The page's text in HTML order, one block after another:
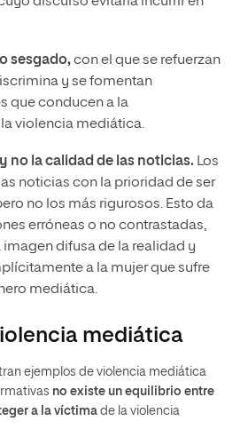
sesgado,con el que se refuerzan
y se fomentan
que conducen a la
violencia mediática.
no la calidad de las noticias. Los
noticias con la prioridad de ser
no los más rigurosos. Esto da
erróneas o no contrastadas,
difusa de la realidad y
a la mujer que sufre
mediática.
mediática
ejemplos de violencia mediática
no existe un equilibrio entre
a la víctima de la violencia